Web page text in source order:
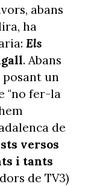
abans
ha
Els
. Abans
posant un
"no fer-la
de
versos
i tants
de TV3)